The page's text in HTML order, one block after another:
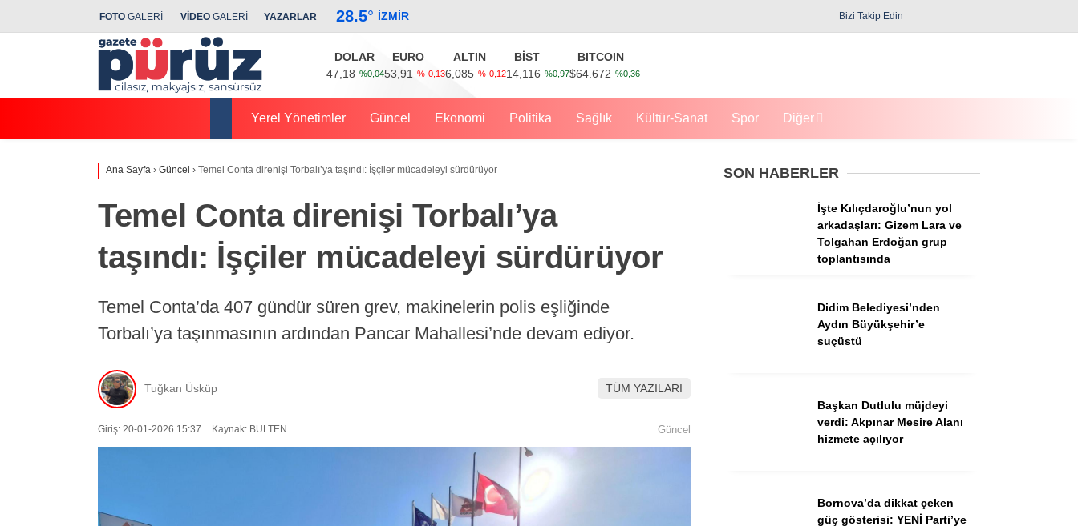
Yerel Yönetimler
Dünya
FOTO GALERİ VİDEO GALERİ YAZARLAR 28.5° İZMIR Bizi Takip Edin
DOLAR
47,18 %0,04
EURO
53,91
%-0,13
ALTIN
6,085 %-0,12
BİST
14,116 %0,97
BITCOIN
$64.672 %0,36
Yerel Yönetimler Güncel Ekonomi Politika Sağlık Kültür-Sanat Spor Diğer
Ana Sayfa › Güncel › Temel Conta direnişi Torbalı’ya taşındı: İşçiler mücadeleyi sürdürüyor
Temel Conta direnişi Torbalı’ya
taşındı: İşçiler mücadeleyi sürdürüyor
Temel Conta’da 407 gündür süren grev, makinelerin polis eşliğinde
Torbalı’ya taşınmasının ardından Pancar Mahallesi’nde devam ediyor.
Tuğkan Üsküp TÜM YAZILARI
Giriş: 20-01-2026 15:37 Kaynak: BULTEN Güncel
SON HABERLER
İşte Kılıçdaroğlu’nun yol
arkadaşları: Gizem Lara ve
Tolgahan Erdoğan grup
toplantısında
Didim Belediyesi’nden
Aydın Büyükşehir’e
suçüstü
Başkan Dutlulu müjdeyi
verdi: Akpınar Mesire Alanı
hizmete açılıyor
Bornova’da dikkat çeken
güç gösterisi: YENİ Parti’ye